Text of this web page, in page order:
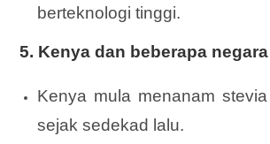
berteknologi tinggi.
5. Kenya dan beberapa
Kenya mula menanam
sejak sedekad lalu.